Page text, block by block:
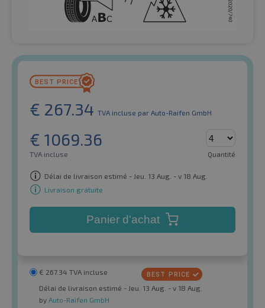
€ 267.34 TVA incluse par Auto-Raifen GmbH
€ 1069.36
TVA incluse Quantité
Délai de livraison estimé - Jeu. 13 Aug. - v 18 Aug.
Livraison gratuite
Panier d'achat
€ 267.34 TVA incluse
Délai de livraison estimé - Jeu. 13 Aug. - v 18 Aug.
by Auto-Raifen GmbH